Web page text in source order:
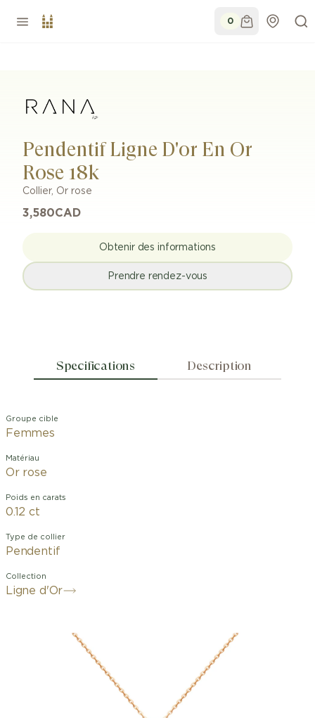
0
Pendentif Ligne D'or En Or
Rose 18k
Collier, Or rose
3,580CAD
Obtenir des informations
Prendre rendez-vous
Specifications Description
Groupe cible
Femmes
Matériau
Or rose
Poids en carats
0.12 ct
Type de collier
Pendentif
Collection
Ligne d'Or